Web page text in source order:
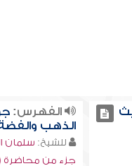
الفهرس:
الذهب
للشيخ: سلمان
جزء من محاضرة (